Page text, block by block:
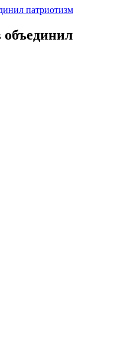
патриотизм
объединил